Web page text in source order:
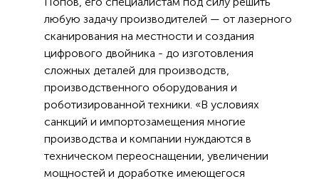
любую задачу производителей — от лазерного
сканирования на местности и создания
цифрового двойника - до изготовления
сложных деталей для производств,
производственного оборудования и
роботизированной техники. «В условиях
санкций и импортозамещения многие
производства и компании нуждаются в
техническом переоснащении, увеличении
мощностей и доработке имеющегося